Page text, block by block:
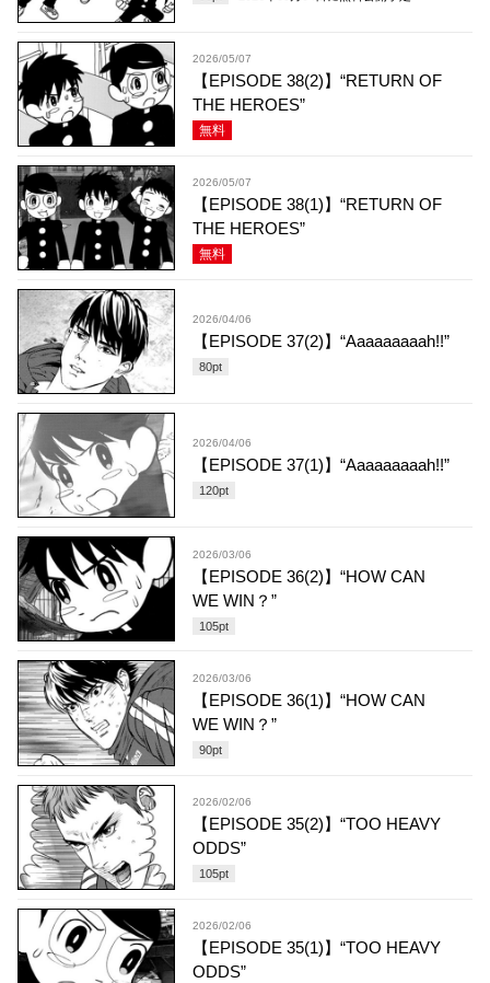
2026/05/07
【EPISODE 38(2)】“RETURN OF
THE HEROES”
無料
2026/05/07
【EPISODE 38(1)】“RETURN OF
THE HEROES”
無料
2026/04/06
【EPISODE 37(2)】“Aaaaaaaaah!!”
80pt
2026/04/06
【EPISODE 37(1)】“Aaaaaaaaah!!”
120pt
2026/03/06
【EPISODE 36(2)】“HOW CAN
WE WIN？”
105pt
2026/03/06
【EPISODE 36(1)】“HOW CAN
WE WIN？”
90pt
2026/02/06
【EPISODE 35(2)】“TOO HEAVY
ODDS”
105pt
2026/02/06
【EPISODE 35(1)】“TOO HEAVY
ODDS”